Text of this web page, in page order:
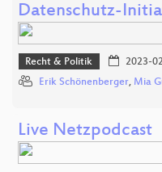
Datenschutz-
Recht & Politik 2023-
Erik Schönenberger, Mia
Live Netzpodcast